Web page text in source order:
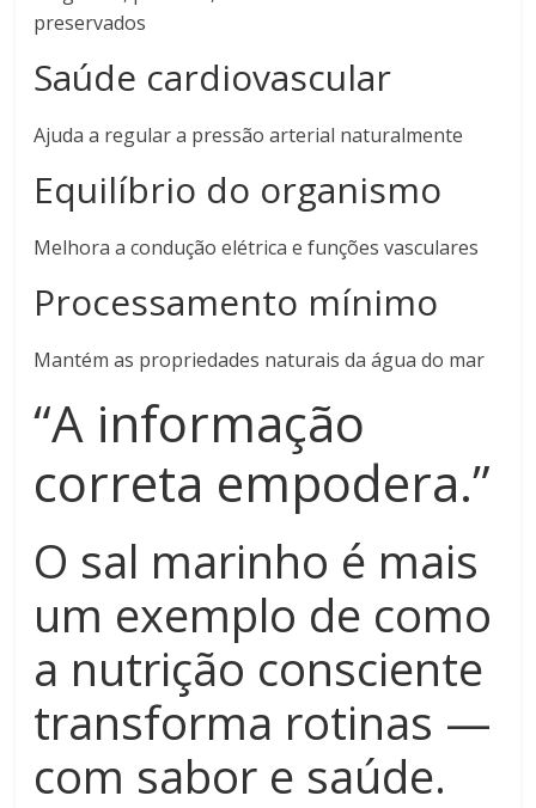
preservados
Saúde cardiovascular
Ajuda a regular a pressão arterial naturalmente
Equilíbrio do organismo
Melhora a condução elétrica e funções vasculares
Processamento mínimo
Mantém as propriedades naturais da água do mar
“A informação
correta empodera.”
O sal marinho é mais
um exemplo de como
a nutrição consciente
transforma rotinas —
com sabor e saúde.